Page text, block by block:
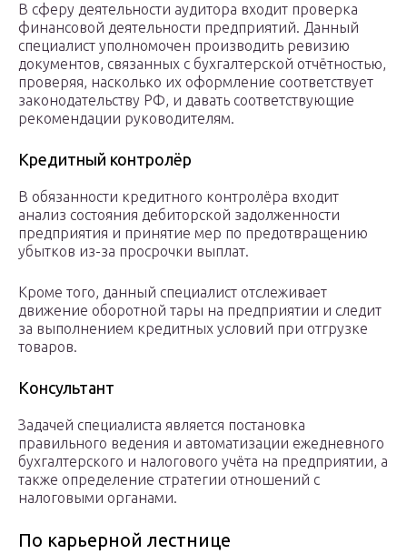
В сферу деятельности аудитора входит проверка
финансовой деятельности предприятий. Данный
специалист уполномочен производить ревизию
документов, связанных с бухгалтерской отчётностью,
проверяя, насколько их оформление соответствует
законодательству РФ, и давать соответствующие
рекомендации руководителям.
Кредитный контролёр
В обязанности кредитного контролёра входит
анализ состояния дебиторской задолженности
предприятия и принятие мер по предотвращению
убытков из-за просрочки выплат.
Кроме того, данный специалист отслеживает
движение оборотной тары на предприятии и следит
за выполнением кредитных условий при отгрузке
товаров.
Консультант
Задачей специалиста является постановка
правильного ведения и автоматизации ежедневного
бухгалтерского и налогового учёта на предприятии, а
также определение стратегии отношений с
налоговыми органами.
По карьерной лестнице